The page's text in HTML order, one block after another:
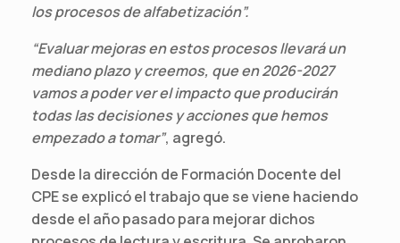
los procesos de alfabetización”.
“Evaluar mejoras en estos procesos llevará un
mediano plazo y creemos, que en 2026-2027
vamos a poder ver el impacto que producirán
todas las decisiones y acciones que hemos
empezado a tomar”, agregó.
Desde la dirección de Formación Docente del
CPE se explicó el trabajo que se viene haciendo
desde el año pasado para mejorar dichos